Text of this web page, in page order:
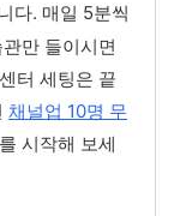
다. 매일 5분씩
만 들이시면
터 세팅은 끝
채널업 10명 무
시작해 보세